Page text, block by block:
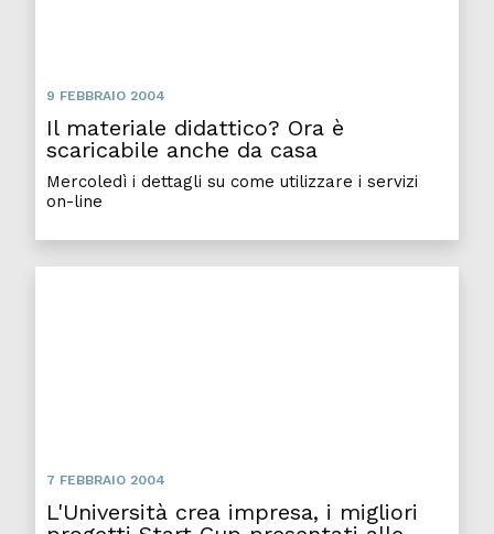
9 FEBBRAIO 2004
Il materiale didattico? Ora è
scaricabile anche da casa
Mercoledì i dettagli su come utilizzare i servizi
on-line
7 FEBBRAIO 2004
L'Università crea impresa, i migliori